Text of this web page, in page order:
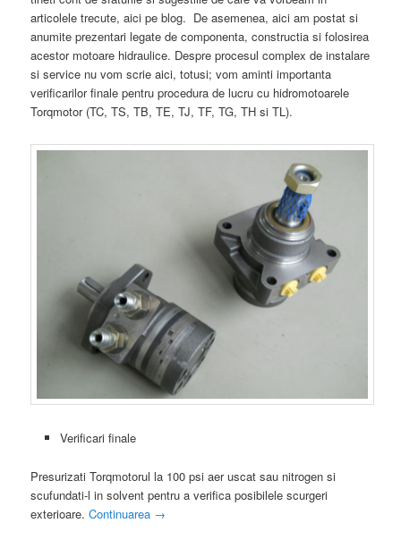
articolele trecute, aici pe blog. De asemenea, aici am postat si
anumite prezentari legate de componenta, constructia si folosirea
acestor motoare hidraulice. Despre procesul complex de instalare
si service nu vom scrie aici, totusi; vom aminti importanta
verificarilor finale pentru procedura de lucru cu hidromotoarele
Torqmotor (TC, TS, TB, TE, TJ, TF, TG, TH si TL).
Verificari finale
Presurizati Torqmotorul la 100 psi aer uscat sau nitrogen si
scufundati-l in solvent pentru a verifica posibilele scurgeri
exterioare.Continuarea →